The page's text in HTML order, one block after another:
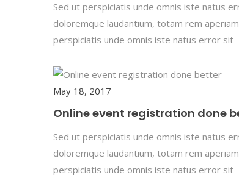
Sed ut perspiciatis unde omnis iste natus
doloremque laudantium, totam rem
perspiciatis unde omnis iste natus error sit
May 18, 2017
Online event registration done
Sed ut perspiciatis unde omnis iste natus
doloremque laudantium, totam rem
perspiciatis unde omnis iste natus error sit